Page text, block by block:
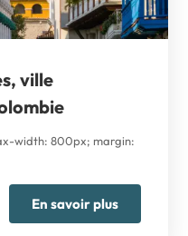
ville
width: 800px; margin:
En savoir plus